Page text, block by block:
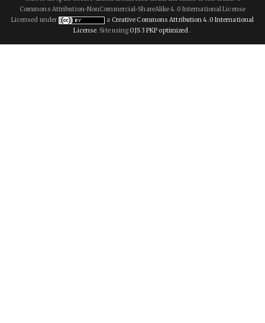
Commons Attribution-NonCommercial-ShareAlike 4.0 International License
Licensed under
a Creative Commons Attribution 4.0 International
License. Site usingOJS 3 PKP optimized .